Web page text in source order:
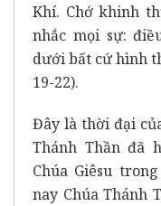
Khí. Chớ khinh
nhắc mọi sự:
dưới bất cứ hình
19-22).
Đây là thời đại
Thánh Thần đã
Chúa Giêsu
nay Chúa Thánh